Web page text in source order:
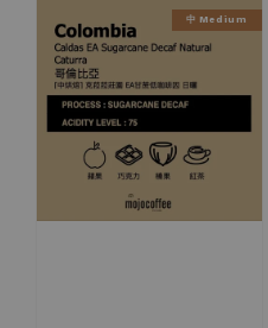
中 Medium